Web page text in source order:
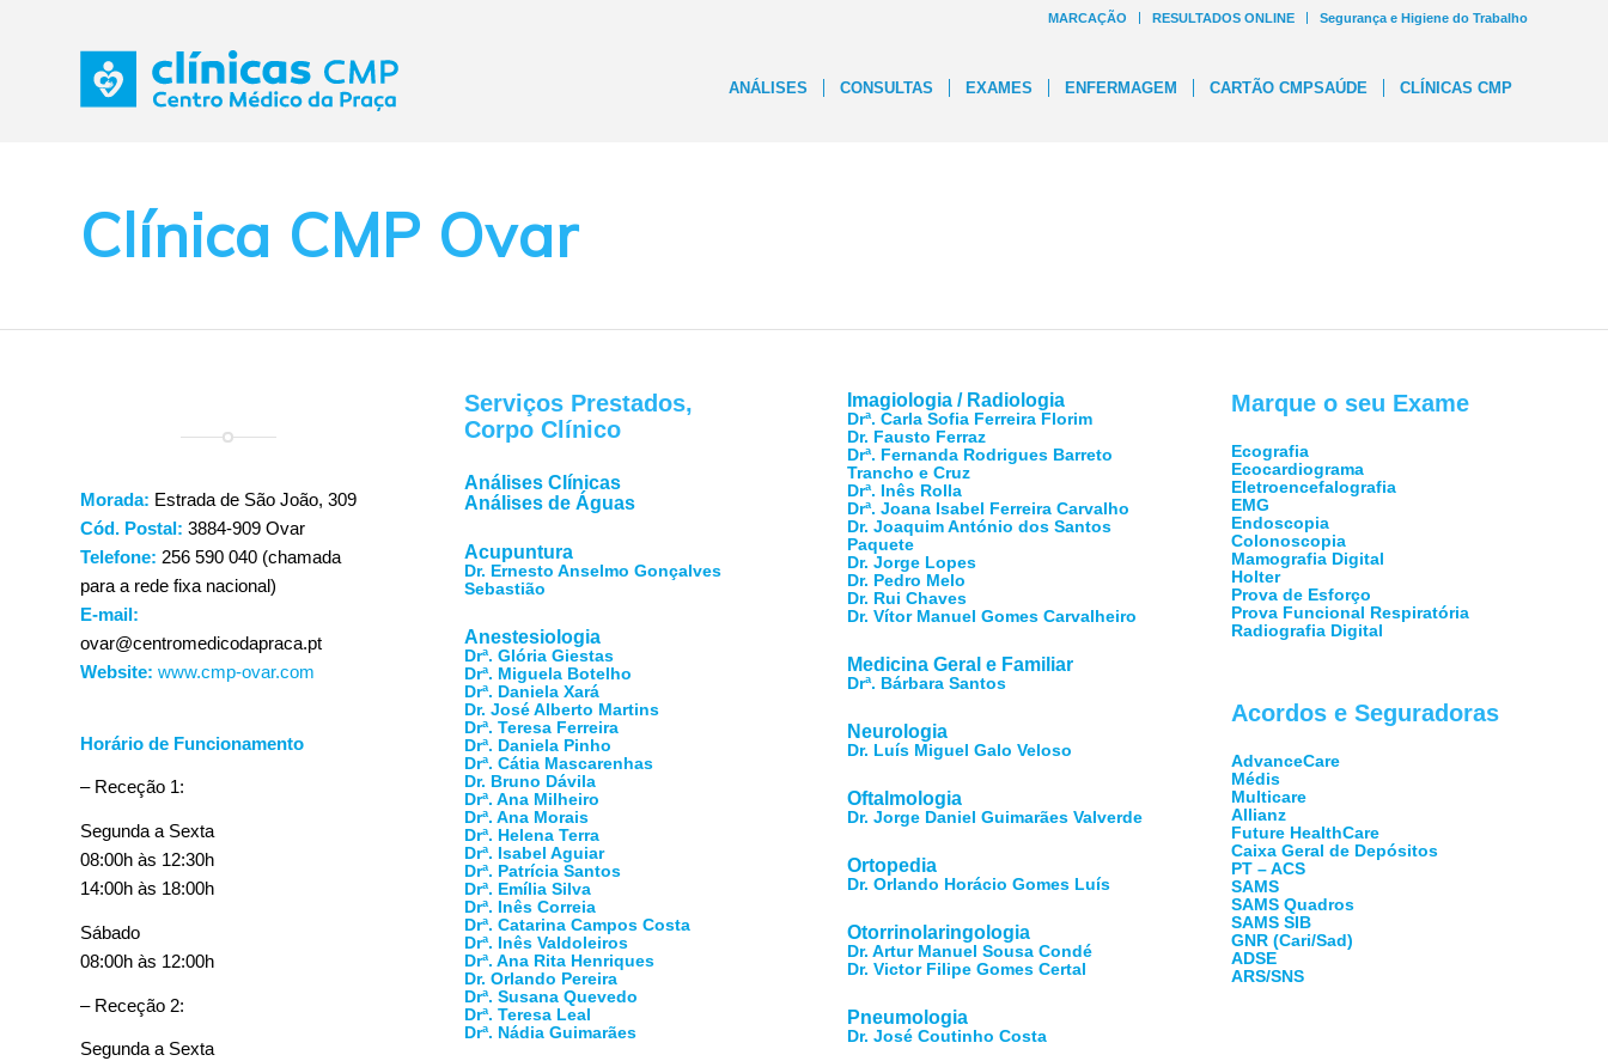
MARCAÇÃO RESULTADOS ONLINE Segurança e Higiene do Trabalho
ANÁLISES CONSULTAS EXAMES ENFERMAGEM CARTÃO CMPSAÚDE CLÍNICAS CMP
Clínica CMP Ovar
Morada: Estrada de São João, 309
Cód. Postal: 3884-909 Ovar
Telefone: 256 590 040 (chamada
para a rede fixa nacional)
E-mail:
ovar@centromedicodapraca.pt
Website: www.cmp-ovar.com
Horário de Funcionamento
– Receção 1:
Segunda a Sexta
08:00h às 12:30h
14:00h às 18:00h
Sábado
08:00h às 12:00h
– Receção 2:
Segunda a Sexta
Serviços Prestados,
Corpo Clínico
Análises Clínicas
Análises de Águas
Acupuntura
Dr. Ernesto Anselmo Gonçalves
Sebastião
Anestesiologia
Drª. Glória Giestas
Drª. Miguela Botelho
Drª. Daniela Xará
Dr. José Alberto Martins
Drª. Teresa Ferreira
Drª. Daniela Pinho
Drª. Cátia Mascarenhas
Dr. Bruno Dávila
Drª. Ana Milheiro
Drª. Ana Morais
Drª. Helena Terra
Drª. Isabel Aguiar
Drª. Patrícia Santos
Drª. Emília Silva
Drª. Inês Correia
Drª. Catarina Campos Costa
Drª. Inês Valdoleiros
Drª. Ana Rita Henriques
Dr. Orlando Pereira
Drª. Susana Quevedo
Drª. Teresa Leal
Drª. Nádia Guimarães
Imagiologia / Radiologia
Drª. Carla Sofia Ferreira Florim
Dr. Fausto Ferraz
Drª. Fernanda Rodrigues Barreto
Trancho e Cruz
Drª. Inês Rolla
Drª. Joana Isabel Ferreira Carvalho
Dr. Joaquim António dos Santos
Paquete
Dr. Jorge Lopes
Dr. Pedro Melo
Dr. Rui Chaves
Dr. Vítor Manuel Gomes Carvalheiro
Medicina Geral e Familiar
Drª. Bárbara Santos
Neurologia
Dr. Luís Miguel Galo Veloso
Oftalmologia
Dr. Jorge Daniel Guimarães Valverde
Ortopedia
Dr. Orlando Horácio Gomes Luís
Otorrinolaringologia
Dr. Artur Manuel Sousa Condé
Dr. Victor Filipe Gomes Certal
Pneumologia
Dr. José Coutinho Costa
Marque o seu Exame
Ecografia
Ecocardiograma
Eletroencefalografia
EMG
Endoscopia
Colonoscopia
Mamografia Digital
Holter
Prova de Esforço
Prova Funcional Respiratória
Radiografia Digital
Acordos e Seguradoras
AdvanceCare
Médis
Multicare
Allianz
Future HealthCare
Caixa Geral de Depósitos
PT – ACS
SAMS
SAMS Quadros
SAMS SIB
GNR (Cari/Sad)
ADSE
ARS/SNS